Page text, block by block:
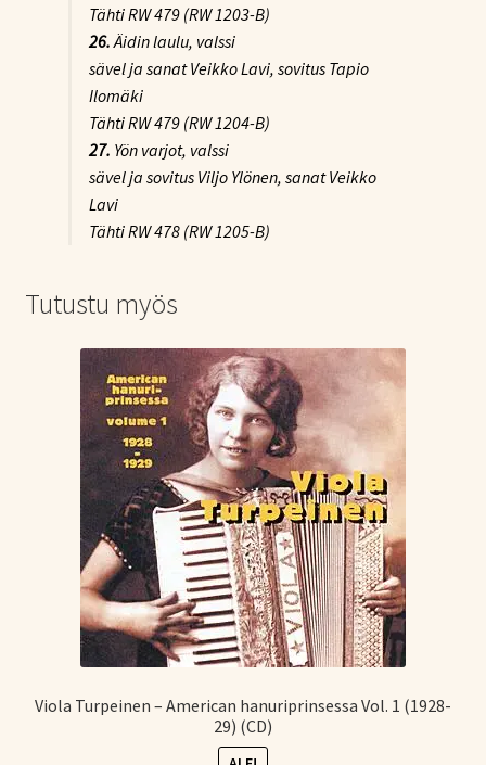
Tähti RW 479 (RW 1203-B)
26.Äidin laulu, valssi
sävel ja sanat Veikko Lavi, sovitus Tapio
Ilomäki
Tähti RW 479 (RW 1204-B)
27. Yön varjot, valssi
sävel ja sovitus Viljo Ylönen, sanat Veikko
Lavi
Tähti RW 478 (RW 1205-B)
Tutustu myös
Viola Turpeinen – American hanuriprinsessa Vol. 1 (1928-
29) (CD)